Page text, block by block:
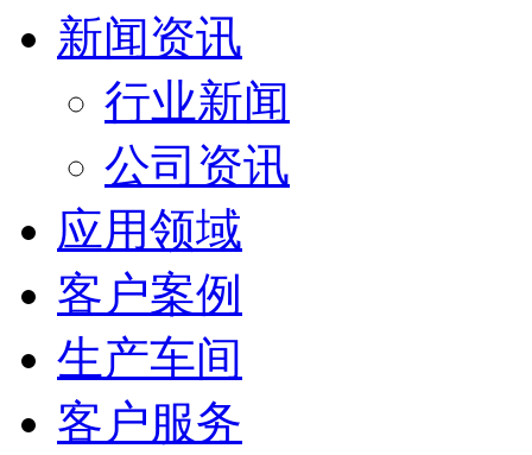
新闻资讯
行业新闻
公司资讯
应用领域
客户案例
生产车间
客户服务